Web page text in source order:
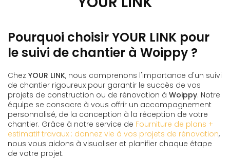
Pourquoi choisir YOUR LINK pour
le suivi de chantier à Woippy ?
Chez YOUR LINK, nous comprenons l'importance d'un suivi
de chantier rigoureux pour garantir le succès de vos
projets de construction ou de rénovation à Woippy. Notre
équipe se consacre à vous offrir un accompagnement
personnalisé, de la conception à la réception de votre
chantier. Grâce à notre service de Fourniture de plans +
estimatif travaux : donnez vie à vos projets de rénovation,
nous vous aidons à visualiser et planifier chaque étape
de votre projet.